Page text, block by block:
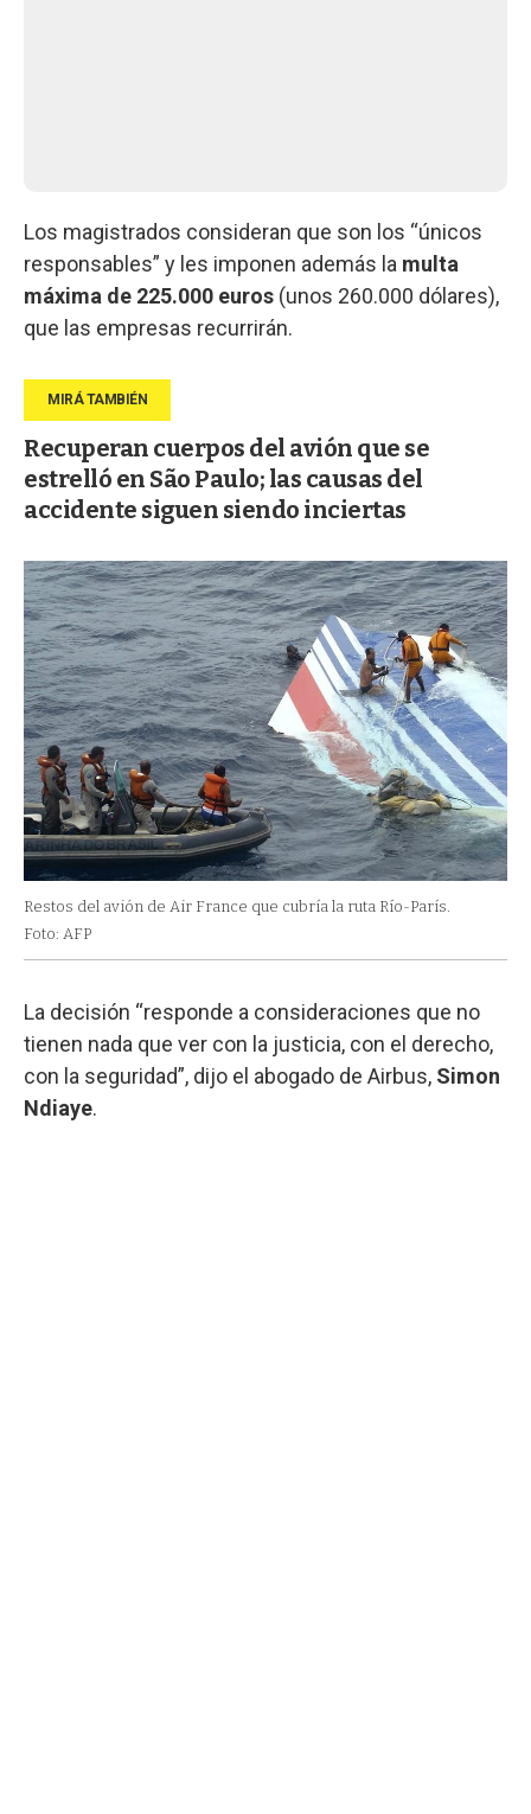
Los magistrados consideran que son los “únicos
responsables” y les imponen además la multa
máxima de 225.000 euros (unos 260.000 dólares),
que las empresas recurrirán.
Recuperan cuerpos del avión que se
estrelló en São Paulo; las causas del
accidente siguen siendo inciertas
Restos del avión de Air France que cubría la ruta Río-París.
Foto: AFP
La decisión “responde a consideraciones que no
tienen nada que ver con la justicia, con el derecho,
con la seguridad”, dijo el abogado de Airbus, Simon
Ndiaye.